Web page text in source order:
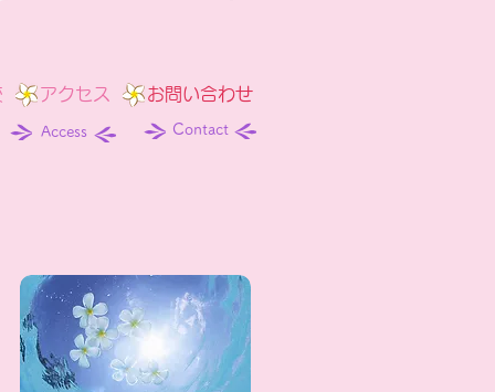
アクセス お問い合わせ
Access Contact